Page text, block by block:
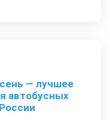
— лучшее
автобусных